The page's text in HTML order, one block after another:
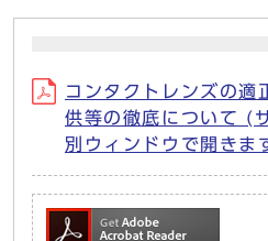
コンタクトレンズの適
供等の徹底について
別ウィンドウで開きま